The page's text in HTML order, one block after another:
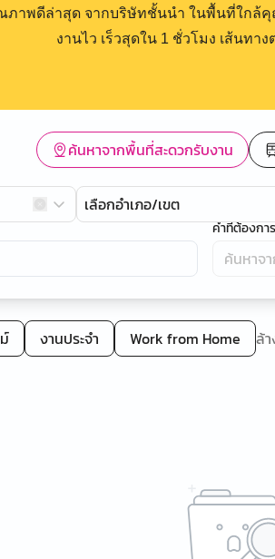
ภาพดีล่าสุด จากบริษัทชั้นนำ ในพื้นที่ใกล้
งานไว เร็วสุดใน 1 ชั่วโมง เส้นท
ค้นหาจากพื้นที่สะดวกรับงาน
เลือกอำเภอ/เขต
คำที่ต้องกา
งานประจำ Work from Home ล้